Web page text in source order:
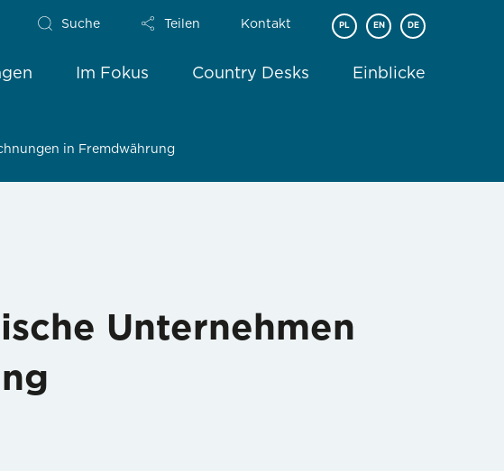
Suche Teilen Kontakt PL EN DE
Im Fokus Country Desks Einblicke
in Fremdwährung
Unternehmen